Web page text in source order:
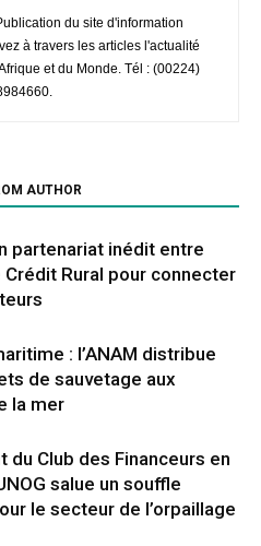
du site d'information
à travers les articles l'actualité
et du Monde. Tél : (00224)
AUTHOR
partenariat inédit entre
Crédit Rural pour connecter
: l’ANAM distribue
de sauvetage aux
la mer
du Club des Financeurs en
salue un souffle
le secteur de l’orpaillage